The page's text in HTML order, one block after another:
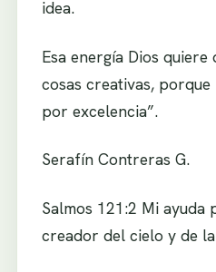
idea.
Esa energía Dios quiere
cosas creativas,
por excelencia”.
Serafín Contreras G.
Salmos 121:2 Mi ayuda
creador del cielo y de